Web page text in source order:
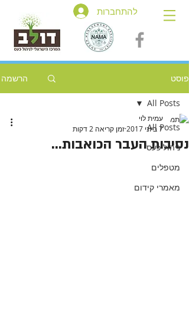
להתחברות
פוסט הרשמה
All Posts
ניהול כעס
מטפלים
מאמרי קידום
All Posts
נסיבות העבר הכואבות...
עמית לוי
7 ביוני 2017
זמן קריאה 2 דקות